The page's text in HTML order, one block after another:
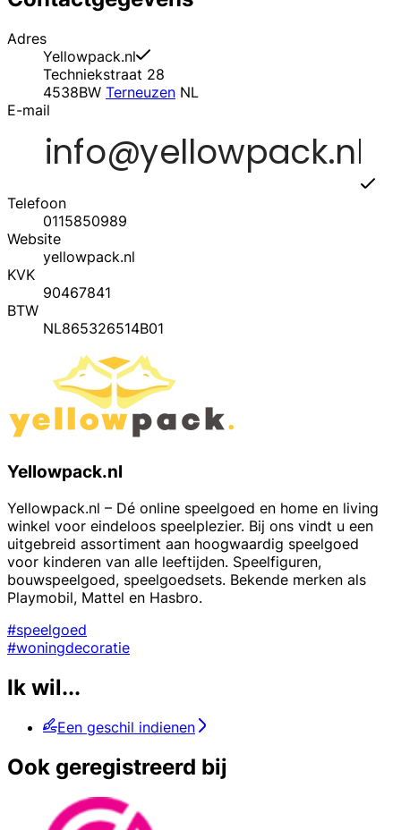
Adres
Yellowpack.nl
Techniekstraat 28
4538BW Terneuzen NL
E-mail
Telefoon
0115850989
Website
yellowpack.nl
KVK
90467841
BTW
NL865326514B01
Yellowpack.nl
Yellowpack.nl – Dé online speelgoed en home en living
winkel voor eindeloos speelplezier. Bij ons vindt u een
uitgebreid assortiment aan hoogwaardig speelgoed
voor kinderen van alle leeftijden. Speelfiguren,
bouwspeelgoed, speelgoedsets. Bekende merken als
Playmobil, Mattel en Hasbro.
#speelgoed
#woningdecoratie
Ik wil...
Een geschil indienen
Ook geregistreerd bij